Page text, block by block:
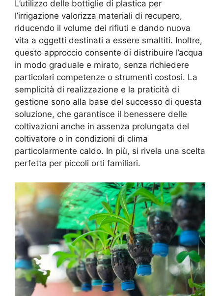
L’utilizzo delle bottiglie di plastica per
l’irrigazione valorizza materiali di recupero,
riducendo il volume dei rifiuti e dando nuova
vita a oggetti destinati a essere smaltiti. Inoltre,
questo approccio consente di distribuire l’acqua
in modo graduale e mirato, senza richiedere
particolari competenze o strumenti costosi. La
semplicità di realizzazione e la praticità di
gestione sono alla base del successo di questa
soluzione, che garantisce il benessere delle
coltivazioni anche in assenza prolungata del
coltivatore o in condizioni di clima
particolarmente caldo. In più, si rivela una scelta
perfetta per piccoli orti familiari.